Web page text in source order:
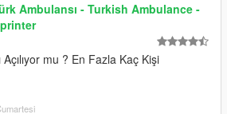
Ambulansı - Turkish Ambulance -
Açılıyor mu ? En Fazla Kaç Kişi